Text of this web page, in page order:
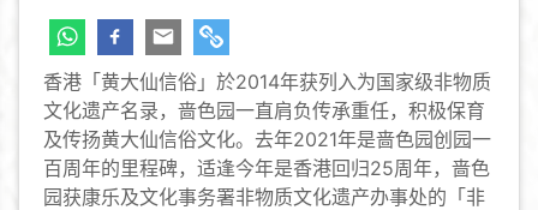
香港「黄大仙信俗」於2014年获列入为国家级非物质
文化遗产名录，啬色园一直肩负传承重任，积极保育
及传扬黄大仙信俗文化。去年2021年是啬色园创园一
百周年的里程碑，适逢今年是香港回归25周年，啬色
园获康乐及文化事务署非物质文化遗产办事处的「非